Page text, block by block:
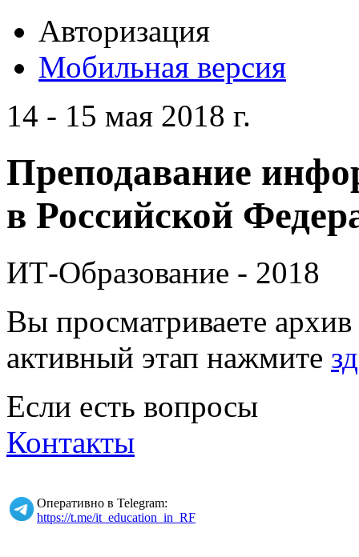
Авторизация
Мобильная версия
14 - 15 мая 2018 г.
Преподавание
в Российской
ИТ-Образование - 2018
Вы просматриваете
активный этап нажмите
Если есть вопросы
Контакты
Оперативно в Telegram:
https://t.me/it_education_in_RF